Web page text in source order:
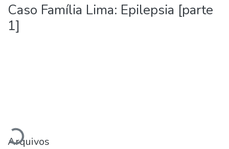
Estatísticas
Autoarquivamento
Caso Família Lima: Epilepsia [parte
1]
Arquivos